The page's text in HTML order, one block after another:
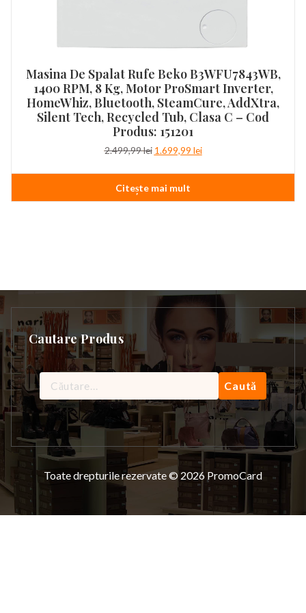
Masina De Spalat Rufe Beko B3WFU7843WB,
1400 RPM, 8 Kg, Motor ProSmart Inverter,
HomeWhiz, Bluetooth, SteamCure, AddXtra,
Silent Tech, Recycled Tub, Clasa C – Cod
Produs: 151201
2.499,99lei Prețul
a
fost:
2.499,99 lei.
1.699,99 leiPrețul
este:
Citește mai mult
Cautare Produs
Caută
după:
Toate drepturile rezervate © 2026 PromoCard